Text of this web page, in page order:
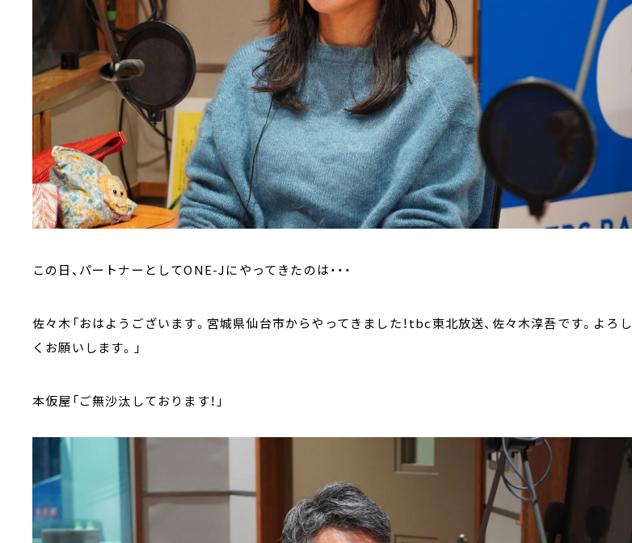
この日、パートナーとしてONE-Jにやってきたのは・・・
佐々木「おはようございます。宮城県仙台市からやってきました！tbc東北放送、佐々木淳吾です。よろし
くお願いします。」
本仮屋「ご無沙汰しております！」